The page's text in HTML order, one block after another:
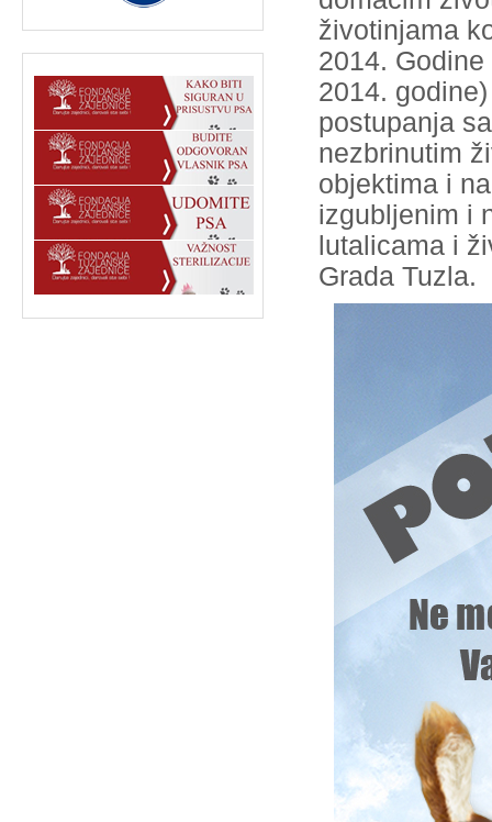
životinjama
2014.
2014.
postupanja
nezbrinutim
objektima i
izgubljenim i
lutalicama i
Grada Tuzla.